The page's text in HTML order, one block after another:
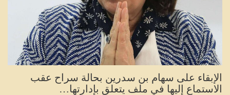
الإبقاء على سهام بن سدرين بحالة سراح عقب
الاستماع إليها في ملف يتعلق بإدارتها…